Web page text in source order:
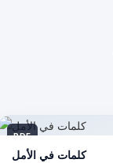
PDF
كلمات في الأمل